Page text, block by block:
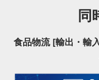
同
食品物流 [輸出・輸